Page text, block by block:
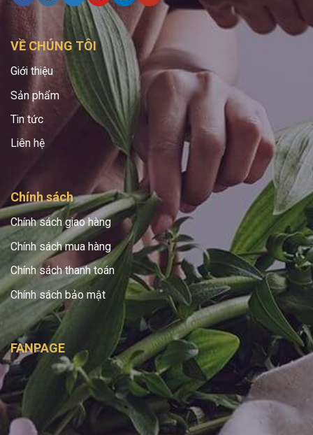
VỀ CHÚNG TÔI
Giới thiệu
Sản phẩm
Tin tức
Liên hệ
Chính sách
Chính sách giao hàng
Chính sách mua hàng
Chính sách thanh toán
Chính sách bảo mật
FANPAGE